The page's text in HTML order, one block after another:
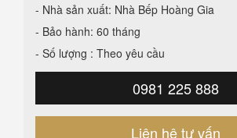
- Nhà sản xuất: Nhà Bếp Hoàng Gia
- Bảo hành: 60 tháng
- Số lượng : Theo yêu cầu
0981 225 888
Liên hệ tư vấn